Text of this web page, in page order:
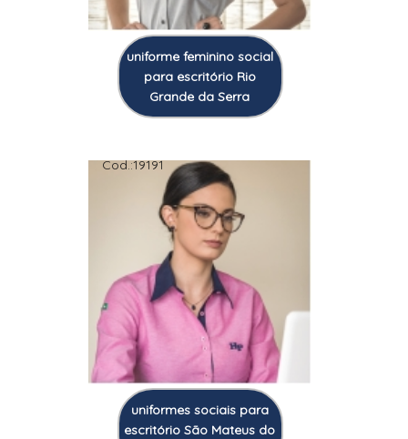
uniforme feminino social
para escritório Rio
Grande da Serra
Cod.:19191
uniformes sociais para
escritório São Mateus do